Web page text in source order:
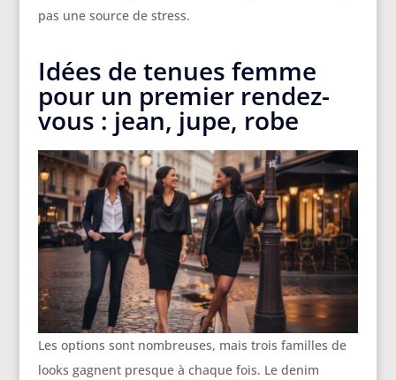
pas une source de stress.
Idées de tenues femme
pour un premier rendez-
vous : jean, jupe, robe
Les options sont nombreuses, mais trois familles de
looks gagnent presque à chaque fois. Le denim